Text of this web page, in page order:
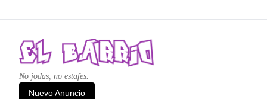
No jodas, no estafes.
Nuevo Anuncio